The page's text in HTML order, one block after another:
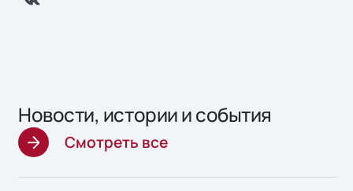
Новости, истории и события
Смотреть все